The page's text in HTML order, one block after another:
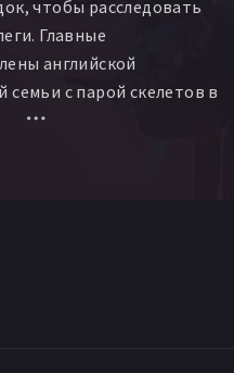
чтобы расследовать
Главные
английской
семьи с парой скелетов в